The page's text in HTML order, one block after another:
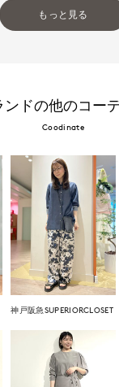
もっと見る
ンドの他のコー
Coodinate
神戸阪急SUPERIORCLOSET